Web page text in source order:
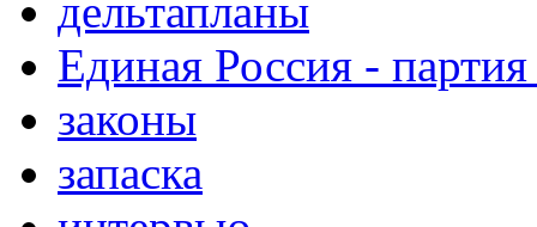
дельтапланы
Единая Россия -
законы
запаска